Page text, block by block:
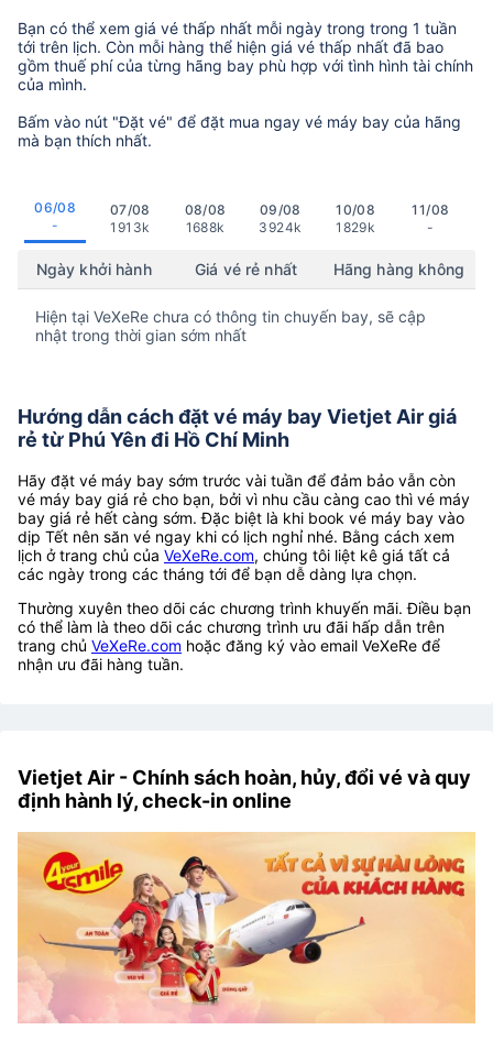
Bạn có thể xem giá vé thấp nhất mỗi ngày trong trong 1 tuần
tới trên lịch. Còn mỗi hàng thể hiện giá vé thấp nhất đã bao
gồm thuế phí của từng hãng bay phù hợp với tình hình tài chính
của mình.
Bấm vào nút "Đặt vé" để đặt mua ngay vé máy bay của hãng
mà bạn thích nhất.
06/08
-
07/08
1913k
08/08
1688k
09/08
3924k
10/08
1829k
11/08
-
Ngày khởi hành Giá vé rẻ nhất Hãng hàng không
Hiện tại VeXeRe chưa có thông tin chuyến bay, sẽ cập
nhật trong thời gian sớm nhất
Hướng dẫn cách đặt vé máy bay Vietjet Air giá
rẻ từ Phú Yên đi Hồ Chí Minh
Hãy đặt vé máy bay sớm trước vài tuần để đảm bảo vẫn còn
vé máy bay giá rẻ cho bạn, bởi vì nhu cầu càng cao thì vé máy
bay giá rẻ hết càng sớm. Đặc biệt là khi book vé máy bay vào
dịp Tết nên săn vé ngay khi có lịch nghỉ nhé. Bằng cách xem
lịch ở trang chủ của VeXeRe.com, chúng tôi liệt kê giá tất cả
các ngày trong các tháng tới để bạn dễ dàng lựa chọn.
Thường xuyên theo dõi các chương trình khuyến mãi. Điều bạn
có thể làm là theo dõi các chương trình ưu đãi hấp dẫn trên
trang chủ VeXeRe.com hoặc đăng ký vào email VeXeRe để
nhận ưu đãi hàng tuần.
Vietjet Air - Chính sách hoàn, hủy, đổi vé và quy
định hành lý, check-in online